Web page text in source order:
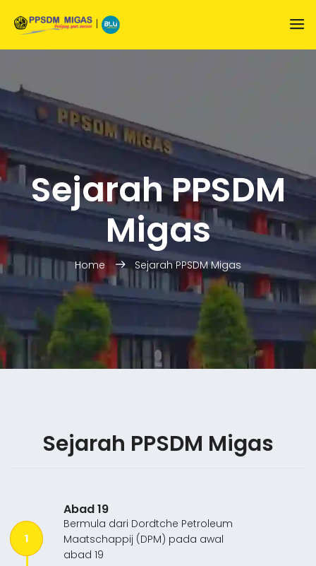
|
Sejarah PPSDM
Migas
Home Sejarah PPSDM Migas
Sejarah PPSDM Migas
1
Abad 19
Bermula dari Dordtche Petroleum
Maatschappij (DPM) pada awal
abad 19